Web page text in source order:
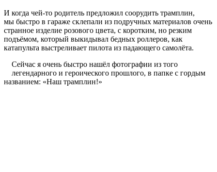
И когда чей-то родитель предложил соорудить трамплин,
мы быстро в гараже склепали из подручных материалов очень
странное изделие розового цвета, с коротким, но резким
подъёмом, который выкидывал бедных роллеров, как
катапульта выстреливает пилота из падающего самолёта.
Сейчас я очень быстро нашёл фотографии из того
легендарного и героического прошлого, в папке с гордым
названием: «Наш трамплин!»